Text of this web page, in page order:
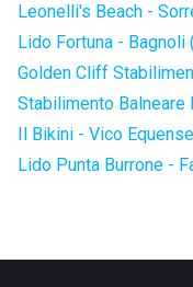
Leonelli's Beach -
Lido Fortuna - Bagnoli
Golden Cliff
Stabilimento Balneare
Il Bikini - Vico
Lido Punta Burrone -